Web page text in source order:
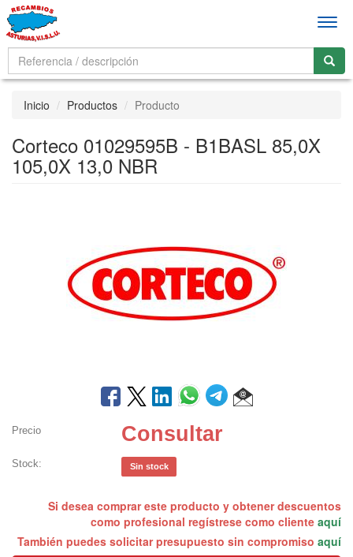
Inicio Productos Producto
Corteco 01029595B - B1BASL 85,0X
105,0X 13,0 NBR
Precio Consultar
Stock: Sin stock
Si desea comprar este producto y obtener descuentos
como profesional regístrese como cliente aquí
También puedes solicitar presupuesto sin compromiso aquí